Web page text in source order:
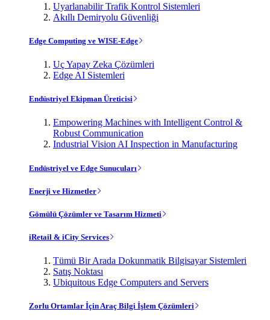
Uyarlanabilir Trafik Kontrol Sistemleri
Akıllı Demiryolu Güvenliği
Edge Computing ve WISE-Edge
Uç Yapay Zeka Çözümleri
Edge AI Sistemleri
Endüstriyel Ekipman Üreticisi
Empowering Machines with Intelligent Control &
Robust Communication
Industrial Vision AI Inspection in Manufacturing
Endüstriyel ve Edge Sunucuları
Enerji ve Hizmetler
Gömülü Çözümler ve Tasarım Hizmeti
iRetail & iCity Services
Tümü Bir Arada Dokunmatik Bilgisayar Sistemleri
Satış Noktası
Ubiquitous Edge Computers and Servers
Zorlu Ortamlar İçin Araç Bilgi İşlem Çözümleri